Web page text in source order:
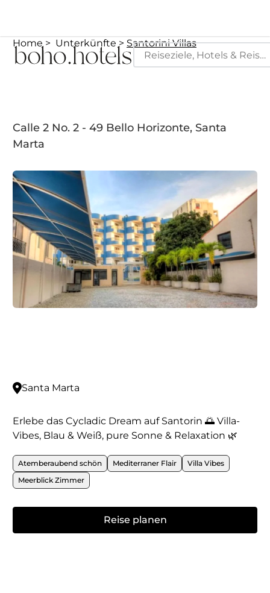
Home Unterkünfte Santorini Villas
Calle 2 No. 2 - 49 Bello Horizonte, Santa
Marta
Santa Marta
Erlebe das Cycladic Dream auf Santorin 🌅 Villa-
Vibes, Blau & Weiß, pure Sonne & Relaxation 🌿
Atemberaubend schön Mediterraner Flair
Villa Vibes
Meerblick Zimmer
Reise planen